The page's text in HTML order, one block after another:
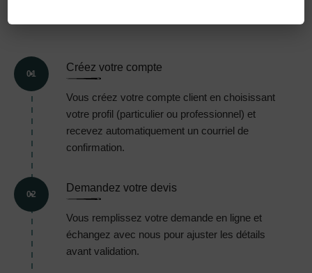
01
Créez votre compte
Vous créez votre compte client en choisissant
votre profil (particulier ou professionnel) et
recevez automatiquement un courriel de
confirmation.
02
Demandez votre devis
Vous remplissez votre demande en ligne et
échangez avec nous pour ajuster les détails
avant validation.